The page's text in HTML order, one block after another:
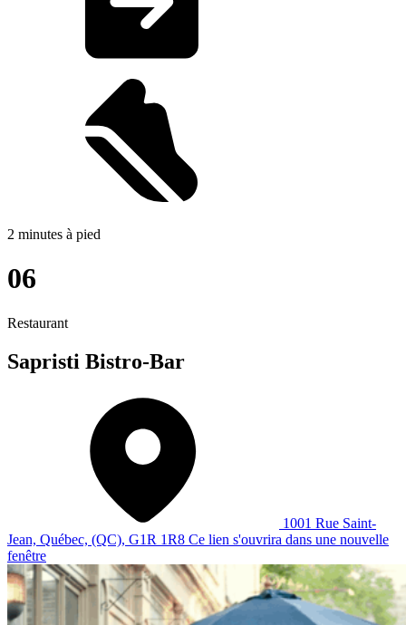
2 minutes à pied
06
Restaurant
Sapristi Bistro-Bar
1001 Rue Saint-
Jean, Québec, (QC), G1R 1R8 Ce lien s'ouvrira dans une nouvelle
fenêtre